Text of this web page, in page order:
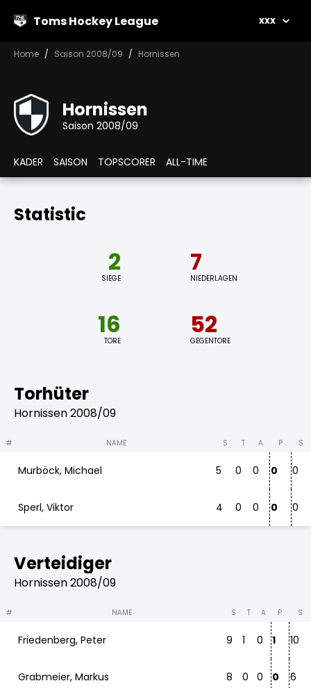
Toms Hockey League xxx
Home Saison 2008/09 Hornissen
Hornissen
Saison 2008/09
KADER SAISON TOPSCORER ALL-TIME
Statistic
2
SIEGE
7
NIEDERLAGEN
16
TORE
52
GEGENTORE
Torhüter
Hornissen 2008/09
# NAME S T A P S
Murböck, Michael 5 0 0 0 0
Sperl, Viktor 4 0 0 0 0
Verteidiger
Hornissen 2008/09
# NAME S T A P S
Friedenberg, Peter 9 1 0 1 10
Grabmeier, Markus 8 0 0 0 6